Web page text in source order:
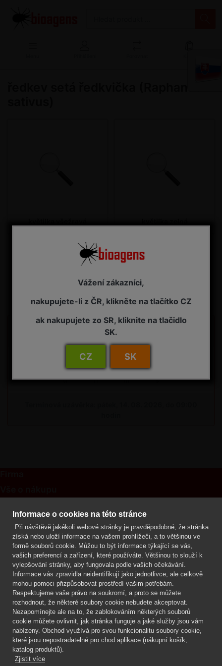
Uzávěrka pro
objednávky do skleníku
Do uzávěrky objednávek na bioagens do skleníků na
34. týden zbývá:
d
:03
h
38
m s
Kontakt
Mgr. Lenka Žáčková
OCHRANA ROSTLIN
+420 608 748 548
www.ochranarostlin.cz
Vážení zákazníci,
nakupujete-li z ČR, klikněte na tlačítko CZ
ak nakupujete zo SR, kliknite na tlačidlo
SK.
CZ SK
Informace o cookies na této stránce
Při návštěvě jakékoli webové stránky je pravděpodobné, že stránka
získá nebo uloží informace na vašem prohlížeči, a to většinou ve
formě souborů cookie. Můžou to být informace týkající se vás,
vašich preferencí a zařízení, které používáte. Většinou to slouží k
vylepšování stránky, aby fungovala podle vašich očekávání.
Informace vás zpravidla neidentifikují jako jednotlivce, ale celkově
mohou pomoci přizpůsobovat prostředí vašim potřebám.
Respektujeme vaše právo na soukromí, a proto se můžete
rozhodnout, že některé soubory cookie nebudete akceptovat.
Nezapomínejte ale na to, že zablokováním některých souborů
cookie můžete ovlivnit, jak stránka funguje a jaké služby jsou vám
nabízeny. Obchod využívá pro svou funkcionalitu soubory cookie,
které jsou nepostradatelné pro chod aplikace (nákupní košík,
katalog produktů).
Zjistit více